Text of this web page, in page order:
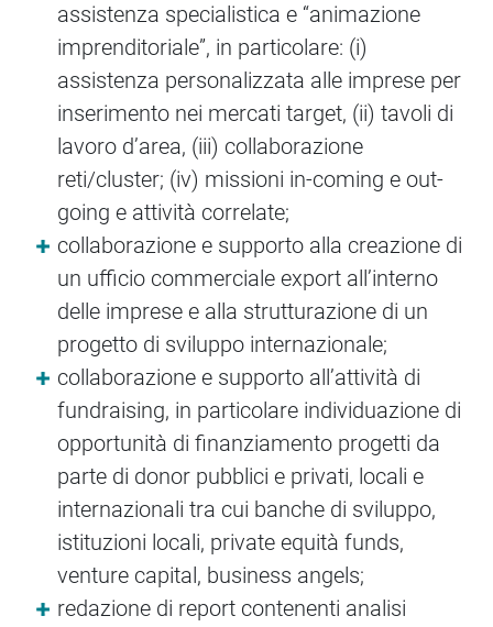
assistenza specialistica e “animazione
imprenditoriale”, in particolare: (i)
assistenza personalizzata alle imprese per
inserimento nei mercati target, (ii) tavoli di
lavoro d’area, (iii) collaborazione
reti/cluster; (iv) missioni in-coming e out-
going e attività correlate;
collaborazione e supporto alla creazione di
un ufficio commerciale export all’interno
delle imprese e alla strutturazione di un
progetto di sviluppo internazionale;
collaborazione e supporto all’attività di
fundraising, in particolare individuazione di
opportunità di finanziamento progetti da
parte di donor pubblici e privati, locali e
internazionali tra cui banche di sviluppo,
istituzioni locali, private equità funds,
venture capital, business angels;
redazione di report contenenti analisi